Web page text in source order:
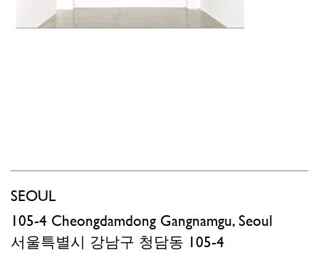
SEOUL
105-4 Cheongdamdong Gangnamgu, Seoul
서울특별시 강남구 청담동 105-4​